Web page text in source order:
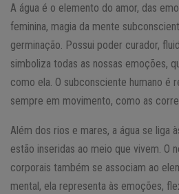
A água é o elemento do amor, das
feminina, magia da mente
germinação. Possui poder curador,
simboliza todas as nossas emoções,
como ela. O subconsciente humano é
sempre em movimento, como as
Além dos rios e mares, a água se liga
estão inseridas ao meio que vivem. O
corporais também se associam ao
mental, ela representa às emoções,